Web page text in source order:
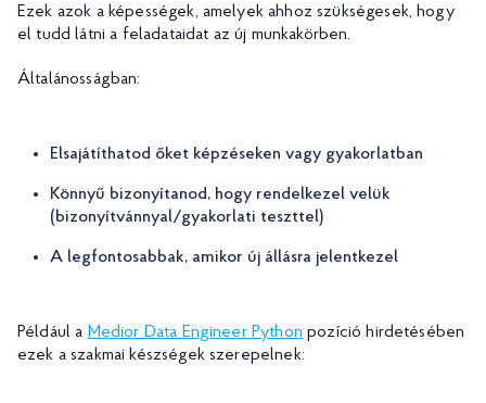
Ezek azok a képességek, amelyek ahhoz szükségesek, hogy
el tudd látni a feladataidat az új munkakörben.
Általánosságban:
Elsajátíthatod őket képzéseken vagy gyakorlatban
Könnyű bizonyítanod, hogy rendelkezel velük
(bizonyítvánnyal/gyakorlati teszttel)
A legfontosabbak, amikor új állásra jelentkezel
Például a Medior Data Engineer Python pozíció hirdetésében
ezek a szakmai készségek szerepelnek: